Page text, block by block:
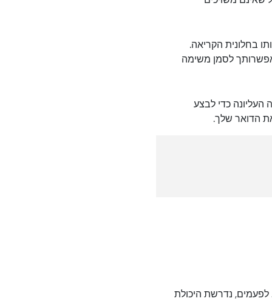
בחלונית הקריאה.
לסמן משימה
כדי לבצע
הדואר שלך.
נדרשת היכולת